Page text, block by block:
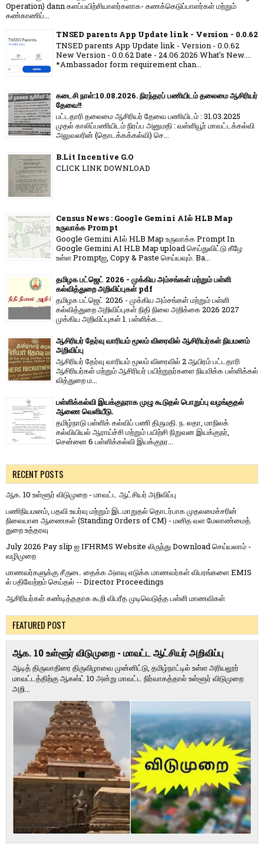
Operation) dann களப்பயிற்சியாளர்களாக- கணக்கெடுப்பாளர்கள் மற்றும்
கண்காணிப்...
TNSED parents App Update link - Version - 0.0.62
TNSED parents App Update link - Version - 0.0.62
New Version - 0.0.62 Date - 24.06.2026 What's New....
*Ambassador form requirement chan...
கடைசி நாள்:10.08.2026. நிரந்தரப் பணியிடம் தலைமை ஆசிரியர்
தேவை!!
பட்டதாரி தலைமை ஆசிரியர் தேவை பணியிடம் : 31.03.2025
முதல் காலிப்பணியிடம் நிரப்ப அனுமதி : வள்ளியூர் மாவட்டக்கல்வி
அலுவலரின் (தொடக்கக்கல்வி) செ...
B.Lit Incentive G.O
CLICK LINK DOWNLOAD
Census News : Google Gemini AIல் HLB Map
உருவாக்க Prompt
Google Gemini AIல் HLB Map உருவாக்க Prompt In
Google Gemini AI HLB Map upload செய்துவிட்டு கீழே
உள்ள Promptஐ, Copy & Paste செய்யவும். Ba...
தமிழக பட்ஜெட் 2026 - முக்கிய அம்சங்கள் மற்றும் பள்ளி
கல்வித்துறை அறிவிப்புகள் pdf
தமிழக பட்ஜெட் 2026 - முக்கிய அம்சங்கள் மற்றும் பள்ளி
கல்வித்துறை அறிவிப்புகள் நிதி நிலை அறிக்கை 2026 2027
முக்கிய அறிவிப்புகள் 1. பள்ளிக்க...
ஆசிரியர் தேர்வு வாரியம் மூலம் விரைவில் ஆசிரியர்கள் நியமனம்
அறிவிப்பு
ஆசிரியர் தேர்வு வாரி​யம் மூலம் விரை​வில் 2 ஆயிரம் பட்​ட​தாரி
ஆசிரியர்​கள் மற்​றும் ஆசிரியர் பயிற்றுநர்​களை நியமிக்க பள்​ளிக்​கல்​
வித்​துறை ம...
பள்ளிக்கல்வி இயக்குநராக முழு கூடுதல் பொறுப்பு வழங்குதல்
ஆணை வெளியீடு.
தமிழ்நாடு பள்ளிக் கல்விப் பணி திருமதி. ந. லதா, மாநிலக்
கல்வியியல் ஆராய்ச்சி மற்றும் பயிற்சி நிறுவன இயக்குநர்,
சென்னை 6 பள்ளிக்கல்வி இயக்குநர...
RECENT POSTS
ஆக. 10 உள்ளூர் விடுமுறை - மாவட்ட ஆட்சியர் அறிவிப்பு
பணிநியமனம், பதவி உயர்வு மற்றும் இடமாறுதல் தொடர்பாக முதலமைச்சரின்
நிலையான ஆணைகள் (Standing Orders of CM) - மனித வள மேலாண்மைத்
துறை உத்தரவு
July 2026 Pay slip ஐ IFHRMS Website லிருந்து Download செய்யலாம் -
வழிமுறை
மாணவர்களுக்கு சீருடை தைக்க அளவு எடுக்க மாணவர்கள் விபரங்களை EMIS
ல் பதிவேற்றம் செய்தல் -- Director Proceedings
ஆசிரியர்கள் கண்டித்ததாக கூறி விபரீத முடிவெடுத்த பள்ளி மாணவிகள்
FEATURED POST
ஆக. 10 உள்ளூர் விடுமுறை - மாவட்ட ஆட்சியர் அறிவிப்பு
ஆடித் திருவாதிரை திருவிழாவை முன்னிட்டு, தமிழ்நாட்டில் உள்ள அரியலூர்
மாவட்டத்திற்கு ஆகஸ்ட் 10 அன்று மாவட்ட நிர்வாகத்தால் உள்ளூர் விடுமுறை
அறி...